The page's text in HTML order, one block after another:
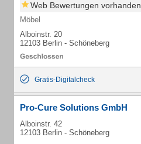
Web Bewertungen vorhanden
Möbel
Alboinstr. 20
12103 Berlin - Schöneberg
Gratis-Digitalcheck
Pro-Cure Solutions GmbH
Alboinstr. 42
12103 Berlin - Schöneberg